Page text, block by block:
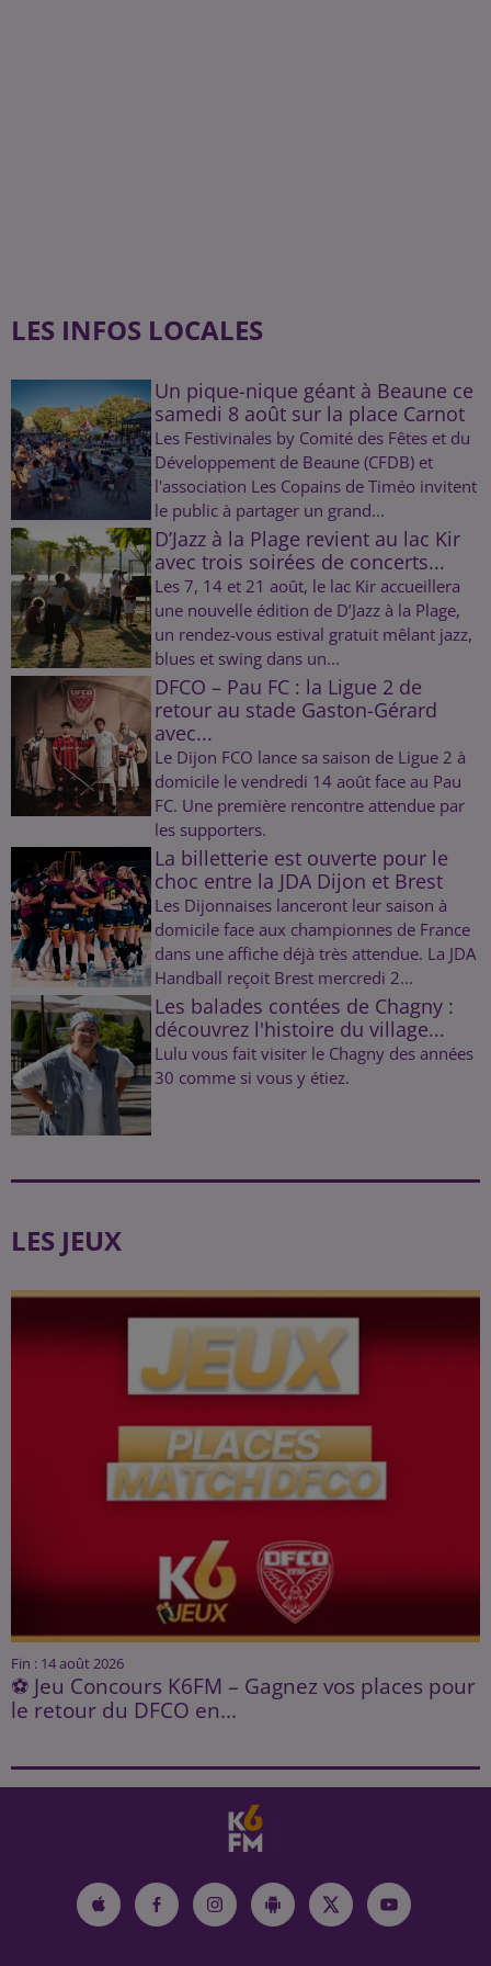
LES INFOS LOCALES
Un pique-nique géant à Beaune ce
samedi 8 août sur la place Carnot
Les Festivinales by Comité des Fêtes et du
Développement de Beaune (CFDB) et
l'association Les Copains de Timéo invitent
le public à partager un grand...
D’Jazz à la Plage revient au lac Kir
avec trois soirées de concerts...
Les 7, 14 et 21 août, le lac Kir accueillera
une nouvelle édition de D’Jazz à la Plage,
un rendez-vous estival gratuit mêlant jazz,
blues et swing dans un...
DFCO – Pau FC : la Ligue 2 de
retour au stade Gaston-Gérard
avec...
Le Dijon FCO lance sa saison de Ligue 2 à
domicile le vendredi 14 août face au Pau
FC. Une première rencontre attendue par
les supporters.
La billetterie est ouverte pour le
choc entre la JDA Dijon et Brest
Les Dijonnaises lanceront leur saison à
domicile face aux championnes de France
dans une affiche déjà très attendue. La JDA
Handball reçoit Brest mercredi 2...
Les balades contées de Chagny :
découvrez l'histoire du village...
Lulu vous fait visiter le Chagny des années
30 comme si vous y étiez.
LES JEUX
Fin : 14 août 2026
⚽ Jeu Concours K6FM – Gagnez vos places pour
le retour du DFCO en...